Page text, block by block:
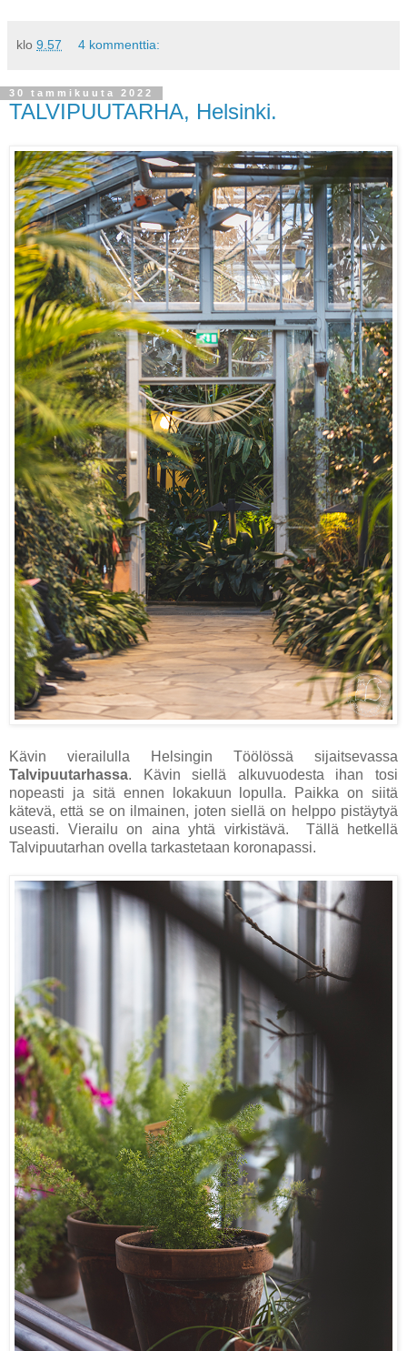
klo 9.57 4 kommenttia:
30 tammikuuta 2022
TALVIPUUTARHA, Helsinki.
Kävin vierailulla Helsingin Töölössä sijaitsevassa
Talvipuutarhassa. Kävin siellä alkuvuodesta ihan tosi
nopeasti ja sitä ennen lokakuun lopulla. Paikka on siitä
kätevä, että se on ilmainen, joten siellä on helppo pistäytyä
useasti. Vierailu on aina yhtä virkistävä. Tällä hetkellä
Talvipuutarhan ovella tarkastetaan koronapassi.